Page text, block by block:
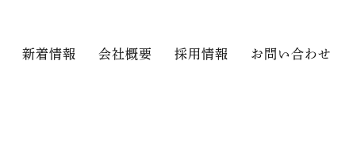
新着情報 会社概要 採用情報 お問い合わせ